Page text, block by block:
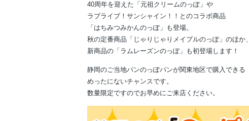
40周年を迎えた「元祖クリームのっぽ」や
ラブライブ！サンシャイン！！とのコラボ商品
「はちみつみかんのっぽ」も登場。
秋の定番商品「じゃりじゃりメイプルのっぽ」のほか、
新商品の「ラムレーズンのっぽ」も初登場します！
静岡のご当地パンのっぽパンが関東地区で購入できる
めったにないチャンスです。
数量限定ですのでお早めにご来店ください。